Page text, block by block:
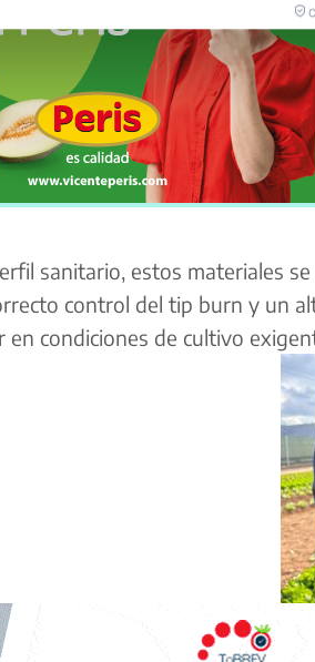
sanitario, estos materiales
control del tip burn y un
en condiciones de cultivo